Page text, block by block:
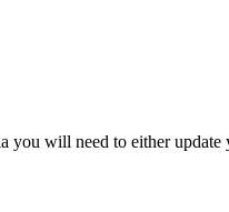
you will need to either